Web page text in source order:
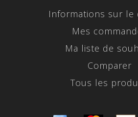
Informations sur le
Mes
Ma liste de
Comparer
Tous les